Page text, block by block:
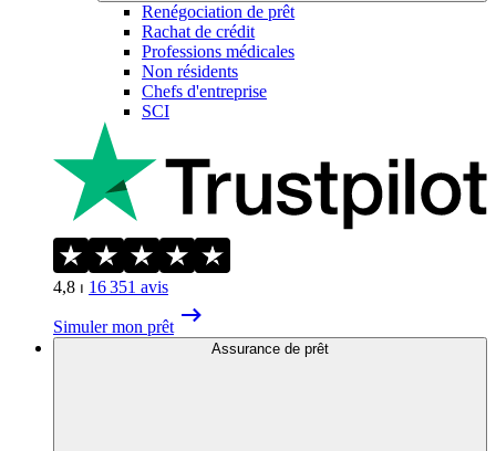
Renégociation de prêt
Rachat de crédit
Professions médicales
Non résidents
Chefs d'entreprise
SCI
4,8 ⏐ 16 351 avis
Simuler mon prêt
Assurance de prêt